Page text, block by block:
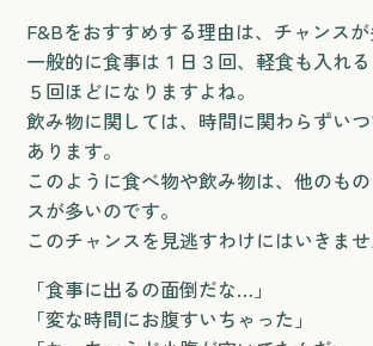
F&Bをおすすめする理由は、チャンスが
一般的に食事は１日３回、軽食も入れ
５回ほどになりますよね。
飲み物に関しては、時間に関わらずい
あります。
このように食べ物や飲み物は、他のも
スが多いのです。
このチャンスを見逃すわけにはいきませ
「食事に出るの面倒だな…」
「変な時間にお腹すいちゃった」